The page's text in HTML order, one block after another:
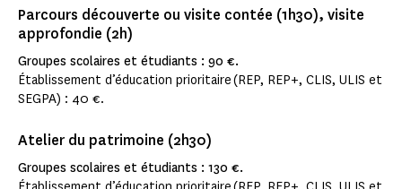
Parcours découverte ou visite contée (1h30), visite
approfondie (2h)
Groupes scolaires et étudiants : 90 €.
Établissement d’éducation prioritaire (REP, REP+, CLIS, ULIS et
SEGPA) : 40 €.
Atelier du patrimoine (2h30)
Groupes scolaires et étudiants : 130 €.